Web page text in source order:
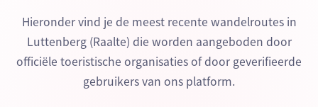
Hieronder vind je de meest recente wandelroutes in
Luttenberg (Raalte) die worden aangeboden door
officiële toeristische organisaties of door geverifieerde
gebruikers van ons platform.